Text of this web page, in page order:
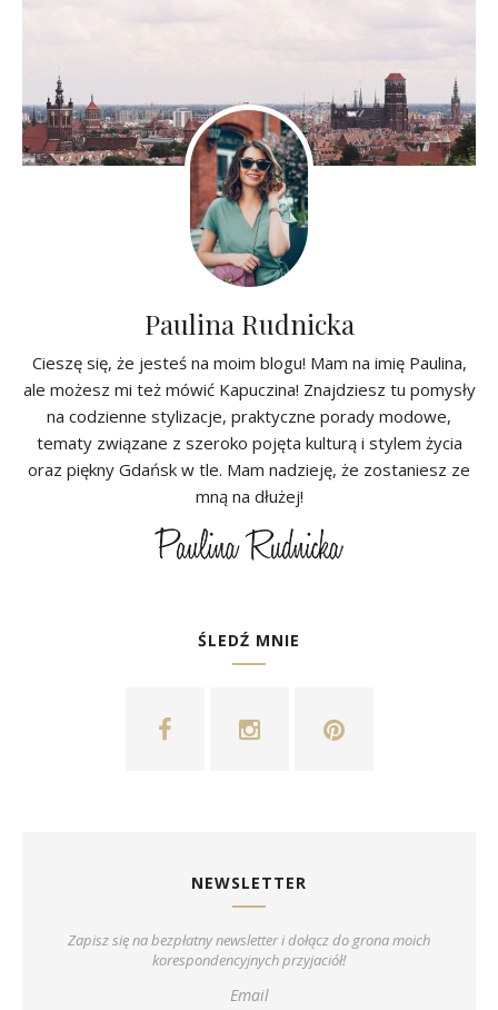
Paulina Rudnicka
Cieszę się, że jesteś na moim blogu! Mam na imię Paulina,
ale możesz mi też mówić Kapuczina! Znajdziesz tu pomysły
na codzienne stylizacje, praktyczne porady modowe,
tematy związane z szeroko pojęta kulturą i stylem życia
oraz piękny Gdańsk w tle. Mam nadzieję, że zostaniesz ze
mną na dłużej!
ŚLEDŹ MNIE
NEWSLETTER
Zapisz się na bezpłatny newsletter i dołącz do grona moich
korespondencyjnych przyjaciół!
Email